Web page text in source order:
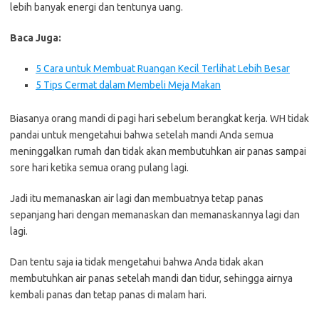
lebih banyak energi dan tentunya uang.
Baca Juga:
5 Cara untuk Membuat Ruangan Kecil Terlihat Lebih Besar
5 Tips Cermat dalam Membeli Meja Makan
Biasanya orang mandi di pagi hari sebelum berangkat kerja. WH tidak
pandai untuk mengetahui bahwa setelah mandi Anda semua
meninggalkan rumah dan tidak akan membutuhkan air panas sampai
sore hari ketika semua orang pulang lagi.
Jadi itu memanaskan air lagi dan membuatnya tetap panas
sepanjang hari dengan memanaskan dan memanaskannya lagi dan
lagi.
Dan tentu saja ia tidak mengetahui bahwa Anda tidak akan
membutuhkan air panas setelah mandi dan tidur, sehingga airnya
kembali panas dan tetap panas di malam hari.